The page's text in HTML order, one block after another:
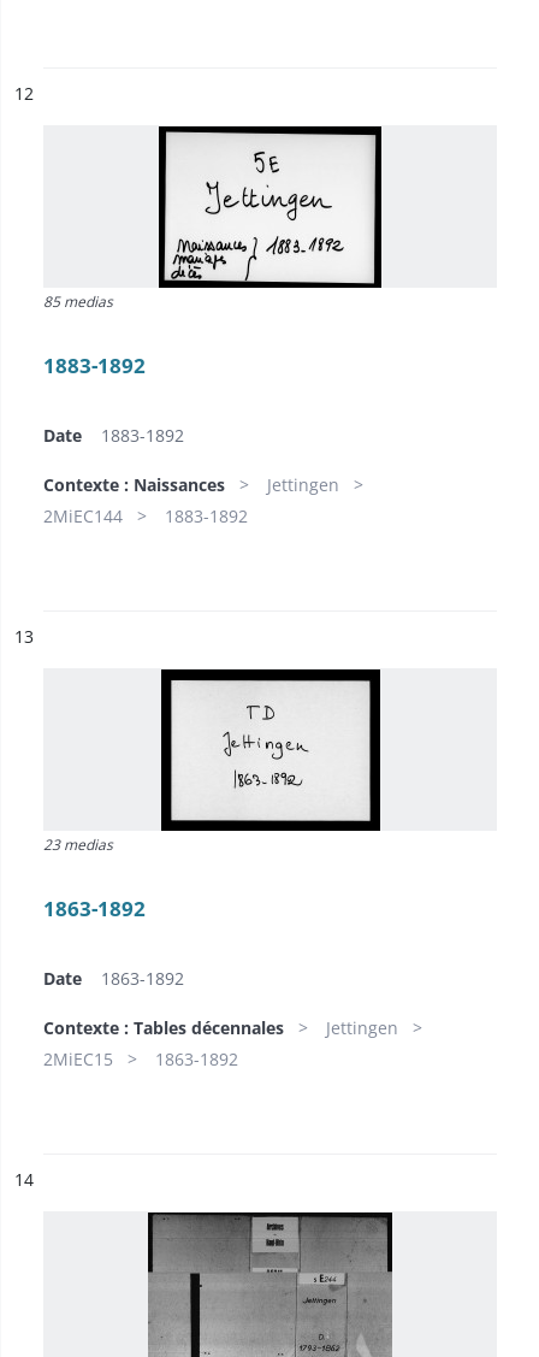
n°
12
85 medias
1883-1892
Date 1883-1892
Contexte : Naissances
Jettingen
2MiEC144
1883-1892
n°
13
23 medias
1863-1892
Date 1863-1892
Contexte : Tables décennales
Jettingen
2MiEC15
1863-1892
n°
14